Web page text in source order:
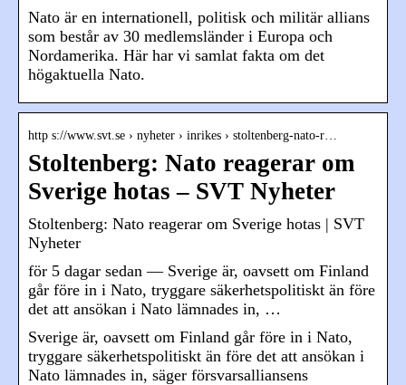
Nato är en internationell, politisk och militär allians
som består av 30 medlemsländer i Europa och
Nordamerika. Här har vi samlat fakta om det
högaktuella Nato.
http s://www.svt.se › nyheter › inrikes › stoltenberg-nato-r…
Stoltenberg: Nato reagerar om
Sverige hotas – SVT Nyheter
Stoltenberg: Nato reagerar om Sverige hotas | SVT
Nyheter
för 5 dagar sedan — Sverige är, oavsett om Finland
går före in i Nato, tryggare säkerhetspolitiskt än före
det att ansökan i Nato lämnades in, …
Sverige är, oavsett om Finland går före in i Nato,
tryggare säkerhetspolitiskt än före det att ansökan i
Nato lämnades in, säger försvarsalliansens